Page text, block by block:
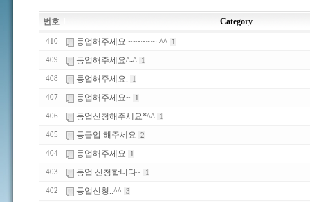
번호 Category
410 등업해주세요 ~~~~~~ ^^ 1
409 등업해주세요^-^ 1
408 등업해주세요. 1
407 등업해주세요~ 1
406 등업신청해주세요*^^ 1
405 등급업 해주세요 2
404 등업해주세요 1
403 등업 신청합니다~ 1
402 등업신청..^^ 3